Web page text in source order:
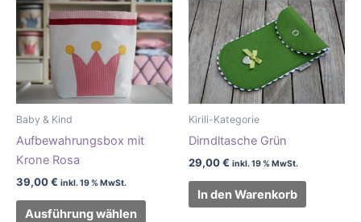
Baby & Kind
Aufbewahrungsbox mit
Krone Rosa
39,00€ inkl. 19 % MwSt.
Ausführung wählen
Dieses
Produkt
weist
mehrere
Varianten
auf.
Optionen
der
Kirili-Kategorie
Dirndltasche Grün
29,00€ inkl. 19 % MwSt.
In den Warenkorb